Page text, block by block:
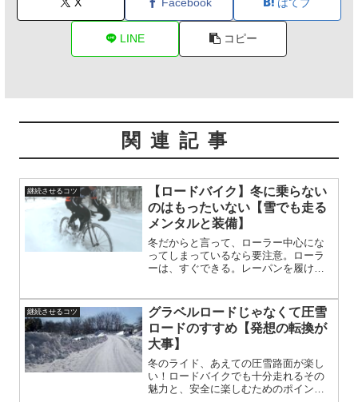
LINE コピー
関連記事
継続させるコツ
【ロードバイク】冬に乗らない
のはもったいない【雪でも走る
メンタルと装備】
冬だからと言って、ローラー中心にな
ってしまっているなら要注意。ローラ
ーは、すぐできる。レーパンを履けば
をやってはいけない。まじめな人ほ
ど、ローラーが目の前にあるのにやら
ない自分が許せなくなる。
継続させるコツ
グラベルロードじゃなくて圧雪
ロードのすすめ【発想の転換が
大事】
冬のライド、あえての圧雪路面が楽し
い！ロードバイクでも十分走れるその
魅力と、安全に楽しむためのポイント